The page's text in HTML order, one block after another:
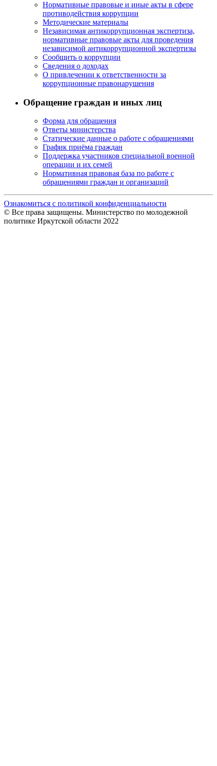
Нормативные правовые и иные акты в сфере
противодействия коррупции
Методические материалы
Независимая антикоррупционная экспертиза,
нормативные правовые акты для проведения
независимой антикоррупционной экспертизы
Сообщить о коррупции
Сведения о доходах
О привлечении к ответственности за
коррупционные правонарушения
Обращение граждан и иных лиц
Форма для обращения
Ответы министерства
Статические данные о работе с обращениями
График приёма граждан
Поддержка участников специальной военной
операции и их семей
Нормативная правовая база по работе с
обращениями граждан и организаций
Ознакомиться с политикой конфиденциальности
© Все права защищены. Министерство по молодежной
политике Иркутской области 2022